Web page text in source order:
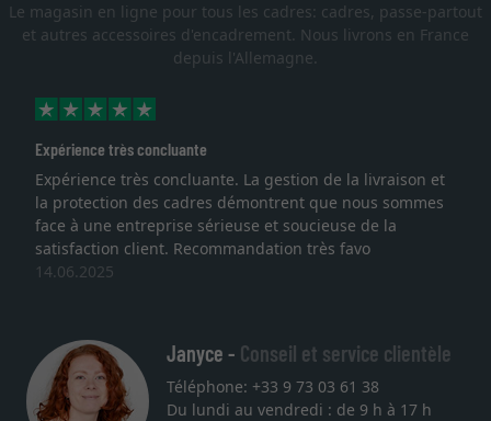
Le magasin en ligne pour tous les cadres: cadres, passe-partout
et autres accessoires d'encadrement. Nous livrons en France
depuis l'Allemagne.
Expérience très concluante
Expérience très concluante. La gestion de la livraison et
la protection des cadres démontrent que nous sommes
face à une entreprise sérieuse et soucieuse de la
satisfaction client. Recommandation très favo
14.06.2025
Janyce - Conseil et service clientèle
Téléphone: +33 9 73 03 61 38
Du lundi au vendredi : de 9 h à 17 h